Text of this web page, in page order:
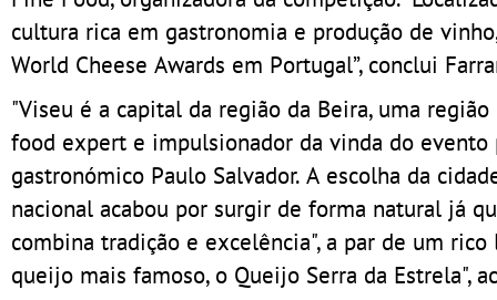
cultura rica em gastronomia e produção de
World Cheese Awards em Portugal”, conclui
"Viseu é a capital da região da Beira, uma
food expert e impulsionador da vinda do
gastronómico Paulo Salvador. A escolha da
nacional acabou por surgir de forma natural já
combina tradição e excelência", a par de um
queijo mais famoso, o Queijo Serra da Estrela",